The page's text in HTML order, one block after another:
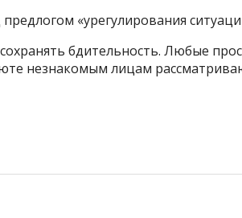
«урегулирования
бдительность. Любые
незнакомым лицам